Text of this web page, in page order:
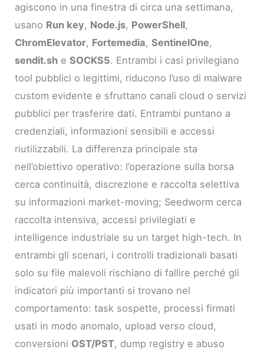
agiscono in una finestra di circa una settimana,
usano Run key, Node.js, PowerShell,
ChromElevator, Fortemedia,SentinelOne,
sendit.sh eSOCKS5. Entrambi i casi privilegiano
tool pubblici o legittimi, riducono l’uso di malware
custom evidente e sfruttano canali cloud o servizi
pubblici per trasferire dati. Entrambi puntano a
credenziali, informazioni sensibili e accessi
riutilizzabili. La differenza principale sta
nell’obiettivo operativo: l’operazione sulla borsa
cerca continuità, discrezione e raccolta selettiva
su informazioni market-moving; Seedworm cerca
raccolta intensiva, accessi privilegiati e
intelligence industriale su un target high-tech. In
entrambi gli scenari, i controlli tradizionali basati
solo su file malevoli rischiano di fallire perché gli
indicatori più importanti si trovano nel
comportamento: task sospette, processi firmati
usati in modo anomalo, upload verso cloud,
conversioni OST/PST, dump registry e abuso